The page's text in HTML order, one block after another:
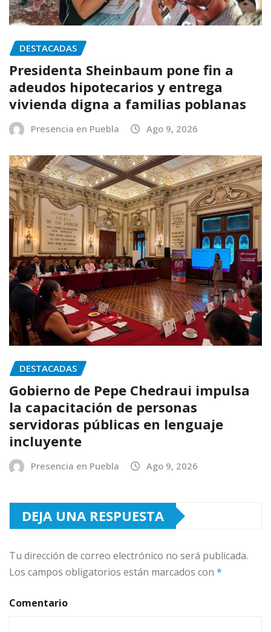
DESTACADAS
Presidenta Sheinbaum pone fin a
adeudos hipotecarios y entrega
vivienda digna a familias poblanas
Presencia en Puebla Ago 9, 2026
DESTACADAS
Gobierno de Pepe Chedraui impulsa
la capacitación de personas
servidoras públicas en lenguaje
incluyente
Presencia en Puebla Ago 9, 2026
DEJA UNA RESPUESTA
Tu dirección de correo electrónico no será publicada.
Los campos obligatorios están marcados con *
Comentario